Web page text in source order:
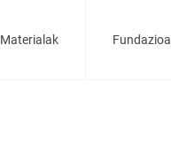
Materialak Fundazioa